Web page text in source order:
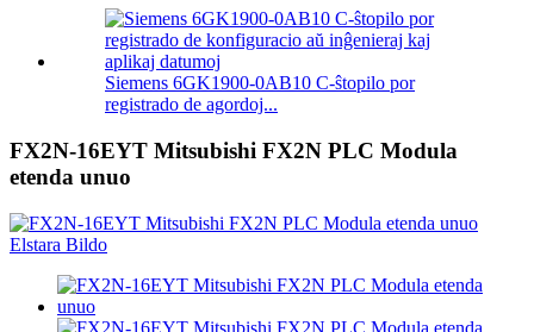
Siemens 6GK1900-0AB10 C-ŝtopilo por
registrado de agordoj...
FX2N-16EYT Mitsubishi FX2N PLC Modula
etenda unuo